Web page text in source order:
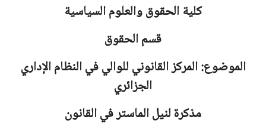
كلية الحقوق والعلوم السياسية
قسم الحقوق
الموضوع: المركز القانوني للوالي في النظام الإداري
الجزائري
مذكرة لنيل الماستر في القانون